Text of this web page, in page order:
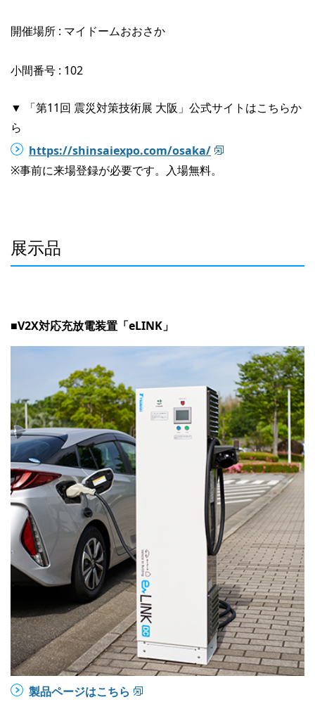
開催場所 : マイドームおおさか
小間番号 : 102
▼ 「第11回 震災対策技術展 大阪」公式サイトはこちらか
ら
https://shinsaiexpo.com/osaka/
※事前に来場登録が必要です。入場無料。
展示品
■V2X対応充放電装置「eLINK」
製品ページはこちら